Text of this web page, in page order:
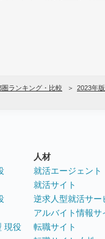
ランキング・比較
2023年版
現役
人材
就活エージェント
就活サイト
逆求人型就活サー
アルバイト情報サ
転職サイト